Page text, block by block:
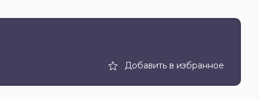
Добавить в избранное